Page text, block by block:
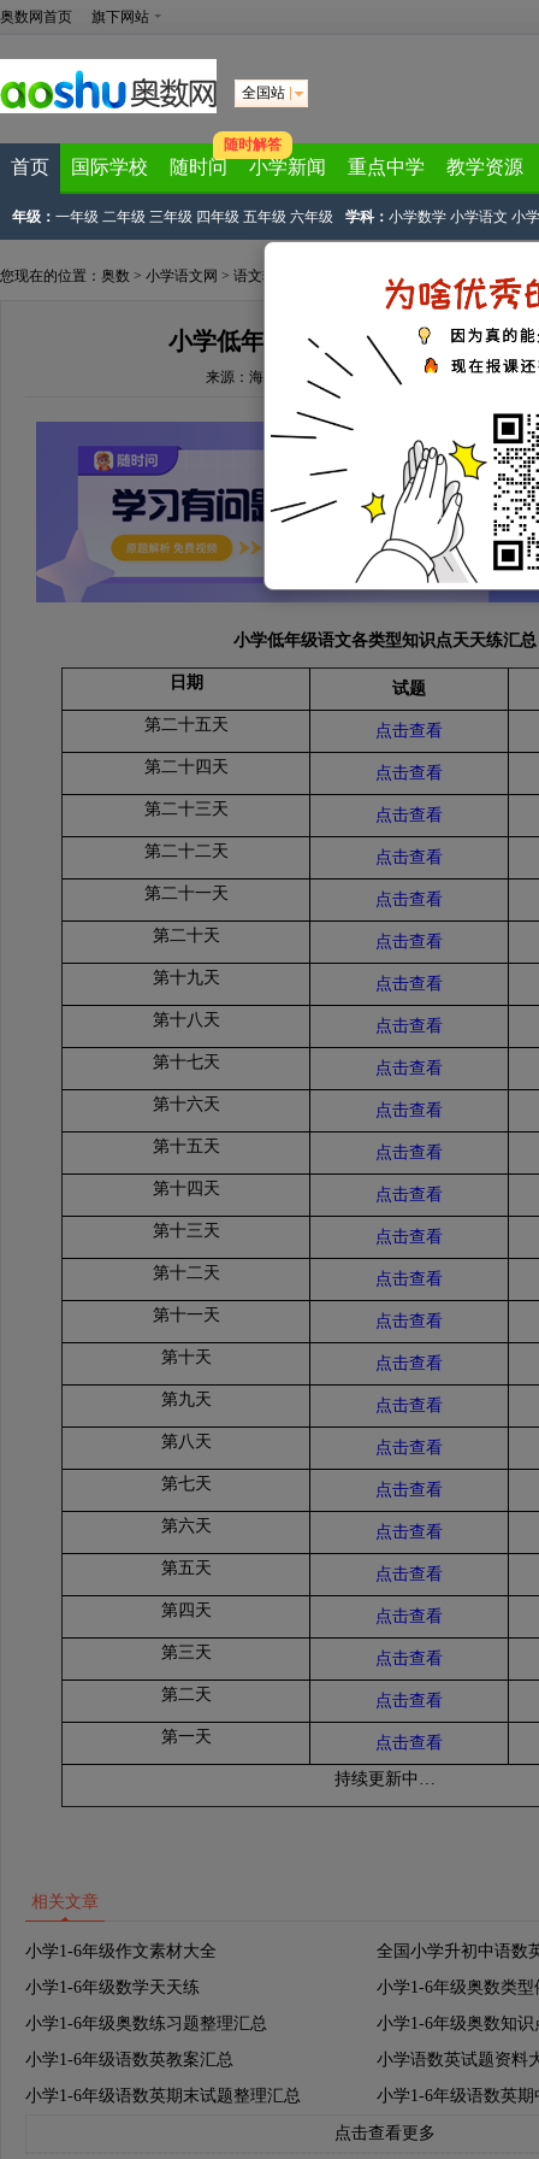
奥数网首页 旗下网站
全国站
首页 国际学校 随时问
随时解答
小学新闻 重点中学 教学资源
年级： 一年级 二年级 三年级 四年级 五年级 六年级 学科： 小学数学 小学语文 小
您现在的位置： 奥数 > 小学语文网 > 语文辅导
小学低年级语文各类型知识点天天
来源： 海边直播 文章作者：海边直播 2017-02-09
小学低年级语文各类型知识点天天练汇总
日期
试题
第二十五天
点击查看
第二十四天
点击查看
第二十三天
点击查看
第二十二天
点击查看
第二十一天
点击查看
第二十天
点击查看
第十九天
点击查看
第十八天
点击查看
第十七天
点击查看
第十六天
点击查看
第十五天
点击查看
第十四天
点击查看
第十三天
点击查看
第十二天
点击查看
第十一天
点击查看
第十天
点击查看
第九天
点击查看
第八天
点击查看
第七天
点击查看
第六天
点击查看
第五天
点击查看
第四天
点击查看
第三天
点击查看
第二天
点击查看
第一天
点击查看
持续更新中…
相关文章
小学1-6年级作文素材大全
全国小学升初中语数
小学1-6年级数学天天练
小学1-6年级奥数类
小学1-6年级奥数练习题整理汇总
小学1-6年级奥数知识
小学1-6年级语数英教案汇总
小学语数英试题资料
小学1-6年级语数英期末试题整理汇总
小学1-6年级语数英
点击查看更多